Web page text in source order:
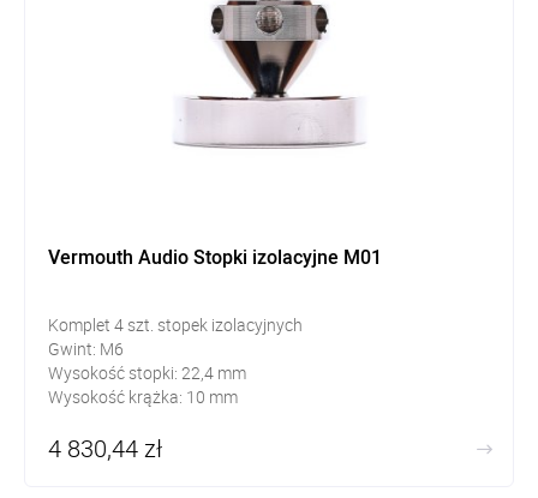
Vermouth Audio Stopki izolacyjne M01
Komplet 4 szt. stopek izolacyjnych
Gwint: M6
Wysokość stopki: 22,4 mm
Wysokość krążka: 10 mm
4 830,44 zł